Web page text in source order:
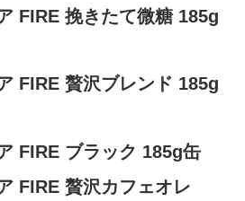
FIRE 挽きたて微糖 185g
FIRE 贅沢ブレンド 185g
FIRE ブラック 185g缶
FIRE 贅沢カフェオレ